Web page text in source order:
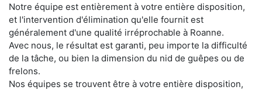
Notre équipe est entièrement à votre entière disposition,
et l'intervention d'élimination qu'elle fournit est
généralement d'une qualité irréprochable à Roanne.
Avec nous, le résultat est garanti, peu importe la difficulté
de la tâche, ou bien la dimension du nid de guêpes ou de
frelons.
Nos équipes se trouvent être à votre entière disposition,